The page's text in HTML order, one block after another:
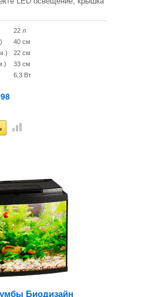
22 л
40 см
22 см
33 см
6,3 Вт
Биодизайн